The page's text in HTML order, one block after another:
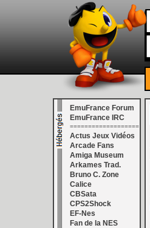
EmuFrance Forum
EmuFrance IRC
===================
Actus Jeux Vidéos
Arcade Fans
Amiga Museum
Arkames Trad.
Bruno C. Zone
Calice
CBSata
CPS2Shock
EF-Nes
Fan de la NES